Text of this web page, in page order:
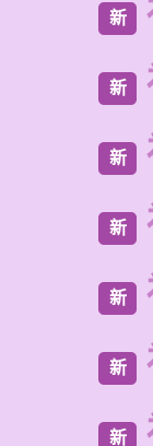
新
新
新
新
新
新
新